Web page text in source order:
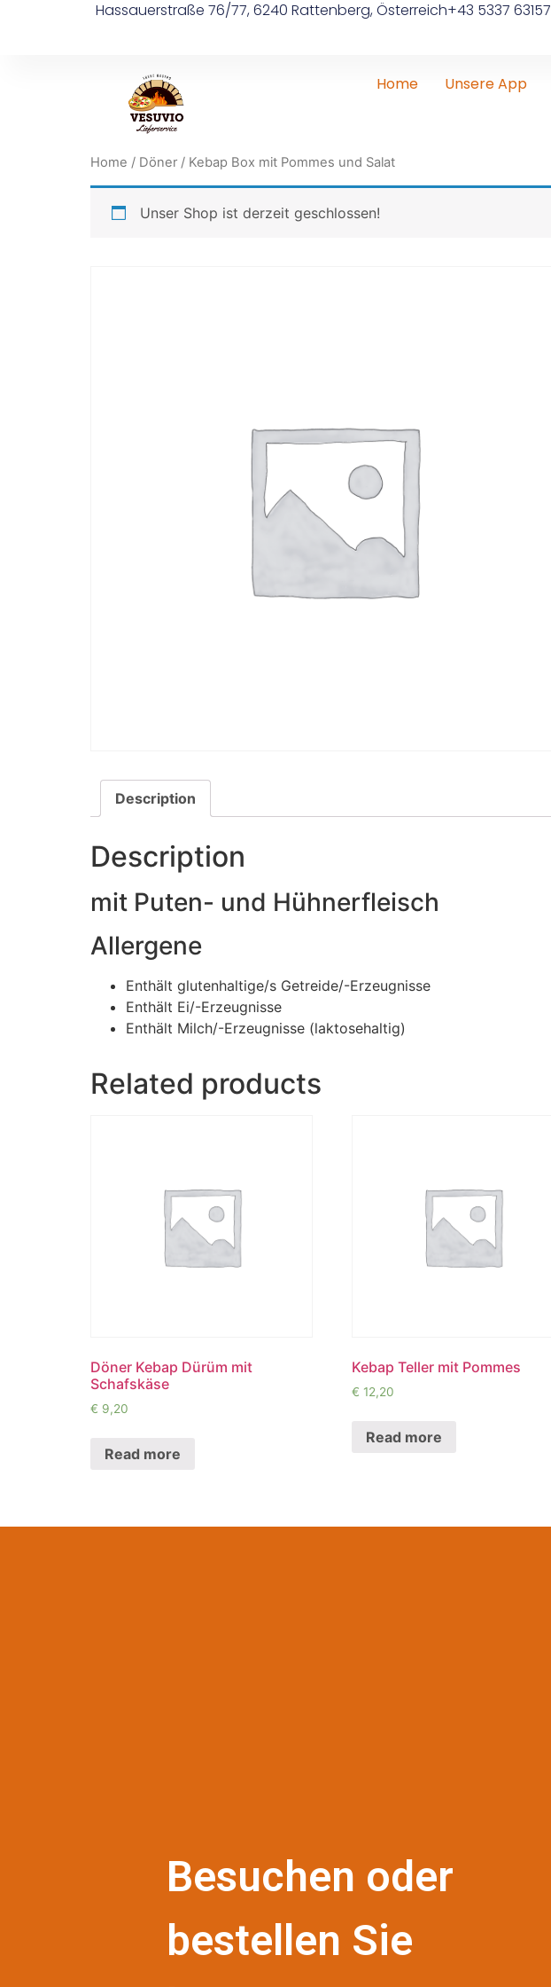
Hassauerstraße 76/77, 6240 Rattenberg, Österreich+43 5337 63157
Home Unsere App
Home / Döner / Kebap Box mit Pommes und Salat
Unser Shop ist derzeit geschlossen!
Description
Description
mit Puten- und Hühnerfleisch
Allergene
Enthält glutenhaltige/s Getreide/-Erzeugnisse
Enthält Ei/-Erzeugnisse
Enthält Milch/-Erzeugnisse (laktosehaltig)
Related products
Döner Kebap Dürüm mit
Schafskäse
€ 9,20
Read more
Kebap Teller mit Pommes
€ 12,20
Read more
Besuchen oder
bestellen Sie